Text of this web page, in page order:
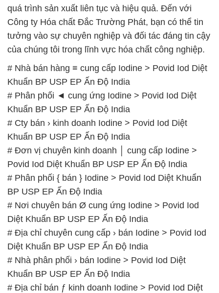
quá trình sản xuất liên tục và hiệu quả. Đến với
Công ty Hóa chất Đắc Trường Phát, bạn có thể tin
tưởng vào sự chuyên nghiệp và đối tác đáng tin cậy
của chúng tôi trong lĩnh vực hóa chất công nghiệp.
# Nhà bán hàng ≡ cung cấp Iodine > Povid Iod Diệt
Khuẩn BP USP EP Ấn Độ India
# Phân phối ◄ cung ứng Iodine > Povid Iod Diệt
Khuẩn BP USP EP Ấn Độ India
# Cty bán › kinh doanh Iodine > Povid Iod Diệt
Khuẩn BP USP EP Ấn Độ India
# Đơn vị chuyên kinh doanh │ cung cấp Iodine >
Povid Iod Diệt Khuẩn BP USP EP Ấn Độ India
# Phân phối { bán } Iodine > Povid Iod Diệt Khuẩn
BP USP EP Ấn Độ India
# Nơi chuyên bán Ø cung ứng Iodine > Povid Iod
Diệt Khuẩn BP USP EP Ấn Độ India
# Địa chỉ chuyên cung cấp › bán Iodine > Povid Iod
Diệt Khuẩn BP USP EP Ấn Độ India
# Nhà phân phối › bán Iodine > Povid Iod Diệt
Khuẩn BP USP EP Ấn Độ India
# Địa chỉ bán ƒ kinh doanh Iodine > Povid Iod Diệt